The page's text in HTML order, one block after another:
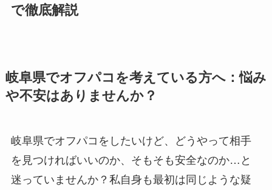
で徹底解説
岐阜県でオフパコを考えている方へ：悩み
や不安はありませんか？
岐阜県でオフパコをしたいけど、どうやって相手
を見つければいいのか、そもそも安全なのか…と
迷っていませんか？私自身も最初は同じような疑